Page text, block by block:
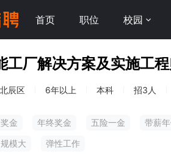
首页 职位 校园
工厂解决方案及实施工
辰区 6年以上 本科 招3人
金
年终奖金 五险一金 带薪
模大
弹性工作